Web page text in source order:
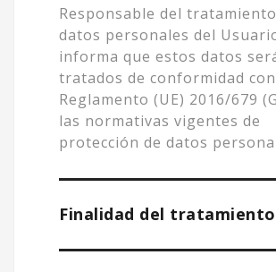
Responsable del
datos personales del
informa que estos datos
tratados de conformidad
Reglamento (UE) 2016/679
las normativas vigentes de
protección de datos
Finalidad del tratamiento